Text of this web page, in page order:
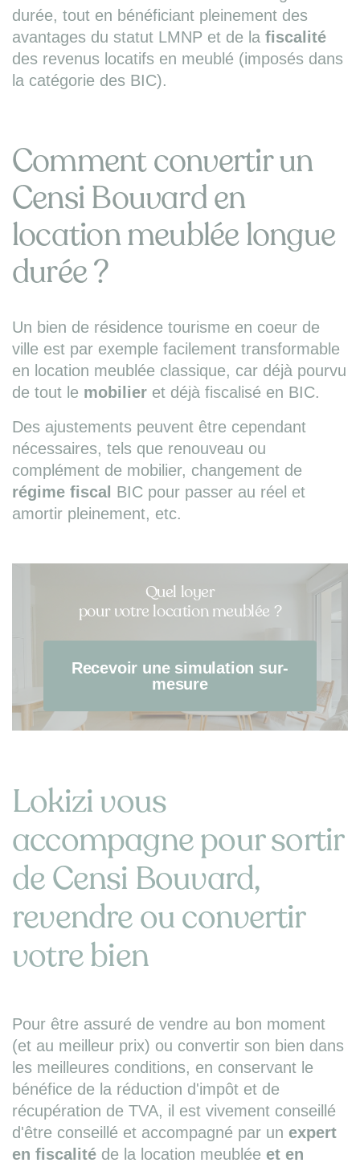
durée, tout en bénéficiant pleinement des
avantages du statut LMNP et de la fiscalité
des revenus locatifs en meublé (imposés dans
la catégorie des BIC).
Comment convertir un
Censi Bouvard en
location meublée longue
durée ?
Un bien de résidence tourisme en coeur de
ville est par exemple facilement transformable
en location meublée classique, car déjà pourvu
de tout le mobilier et déjà fiscalisé en BIC.
Des ajustements peuvent être cependant
nécessaires, tels que renouveau ou
complément de mobilier, changement de
régime fiscal BIC pour passer au réel et
amortir pleinement, etc.
Quel loyer
pour votre location meublée ?
Recevoir une simulation sur-
mesure
Lokizi vous
accompagne pour sortir
de Censi Bouvard,
revendre ou convertir
votre bien
Pour être assuré de vendre au bon moment
(et au meilleur prix) ou convertir son bien dans
les meilleures conditions, en conservant le
bénéfice de la réduction d'impôt et de
récupération de TVA, il est vivement conseillé
d'être conseillé et accompagné par un expert
en fiscalité de la location meublée et en